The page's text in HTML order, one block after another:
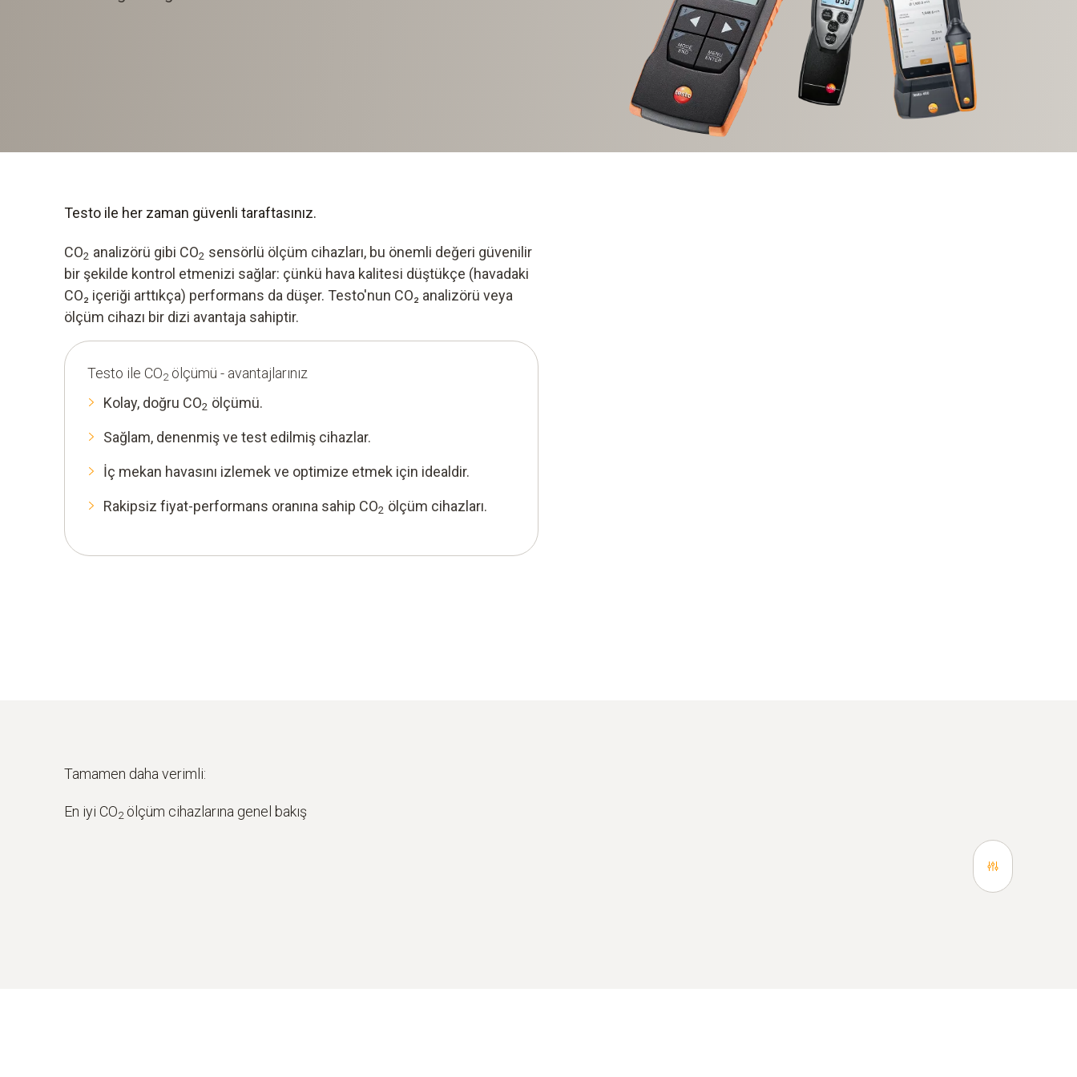
Testo ile her zaman güvenli taraftasınız.
CO2 analizörü gibi CO2 sensörlü ölçüm cihazları, bu önemli değeri güvenilir
bir şekilde kontrol etmenizi sağlar: çünkü hava kalitesi düştükçe (havadaki
CO₂ içeriği arttıkça) performans da düşer. Testo'nun CO₂ analizörü veya
ölçüm cihazı bir dizi avantaja sahiptir.
Testo ile CO2 ölçümü - avantajlarınız
Kolay, doğru CO2 ölçümü.
Sağlam, denenmiş ve test edilmiş cihazlar.
İç mekan havasını izlemek ve optimize etmek için idealdir.
Rakipsiz fiyat-performans oranına sahip CO2 ölçüm cihazları.
Tamamen daha verimli:
En iyi CO2 ölçüm cihazlarına genel bakış